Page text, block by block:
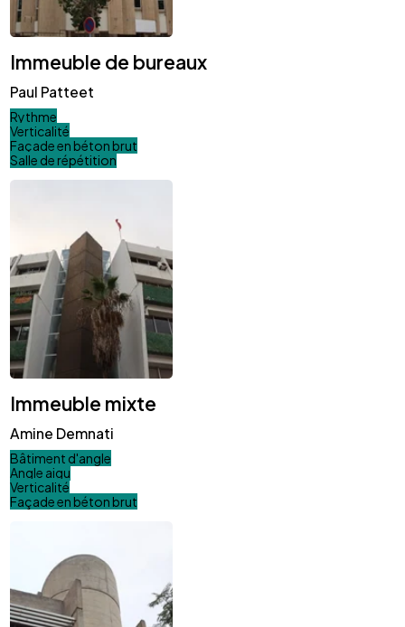
Immeuble de bureaux
Paul Patteet
Rythme
Verticalité
Façade en béton brut
Salle de répétition
Immeuble mixte
Amine Demnati
Bâtiment d'angle
Angle aigu
Verticalité
Façade en béton brut